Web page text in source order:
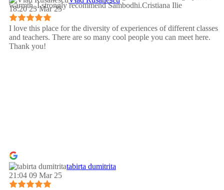
warmth, I strongly recommend Sambodhi.Cristiana Ilie
18:20 23 Mar 25
I love this place for the diversity of experiences of different classes
and teachers. There are so many cool people you can meet here.
Thank you!
tabirta dumitrita
21:04 09 Mar 25